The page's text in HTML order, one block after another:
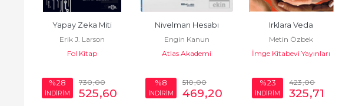
Yapay Zeka Miti
Erik J. Larson
Fol Kitap
%28
İNDİRİM
730,00
525,60
Nivelman Hesabı
Engin Kanun
Atlas Akademi
%8
İNDİRİM
510,00
469,20
Irklara Veda
Metin Özbek
İmge Kitabevi Yayınları
%23
İNDİRİM
423,00
325,71